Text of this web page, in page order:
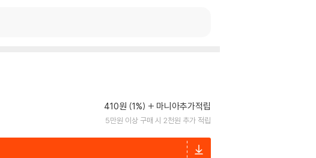
410원 (1%) 마니아추가적립
5만원 이상 구매 시 2천원 추가 적립